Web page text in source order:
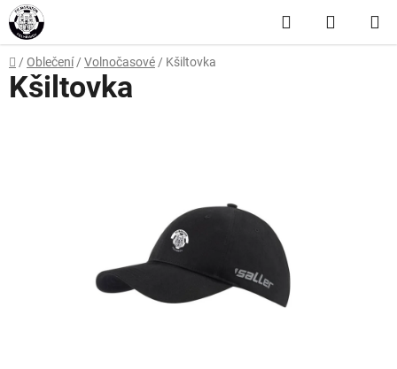
Přejít
na
obsah
Hledat
KOŠÍK
Domů
/ Oblečení / Volnočasové / Kšiltovka
Kšiltovka